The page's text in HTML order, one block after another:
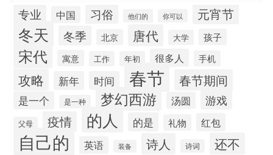
专业 中国 习俗 他们的 你可以 元宵节
冬天 冬季 北京 唐代 大学 孩子
宋代 寓意 工作 年初 很多人 手机
攻略 新年 时间 春节 春节期间
是一个 是一种 梦幻西游 汤圆 游戏
父母 疫情 的人 的是 礼物 红包
自己的 英语 装备 诗人 诗词 还不